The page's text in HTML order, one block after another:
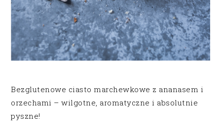
Bezglutenowe ciasto marchewkowe z ananasem i
orzechami – wilgotne, aromatyczne i absolutnie
pyszne!